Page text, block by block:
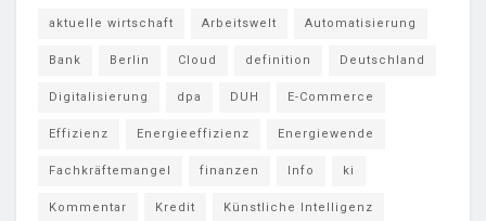
aktuelle wirtschaft Arbeitswelt Automatisierung
Bank Berlin Cloud definition Deutschland
Digitalisierung dpa DUH E-Commerce
Effizienz Energieeffizienz Energiewende
Fachkräftemangel finanzen Info ki
Kommentar Kredit Künstliche Intelligenz